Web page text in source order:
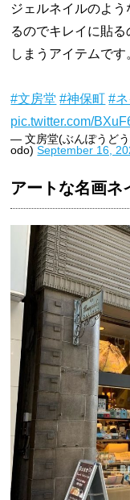
ジェルネイルのよ
るのでキレイに貼
しまうアイテムです
#文房堂 #神保町 #
pic.twitter.com/
— 文房堂(ぶんぽうど
odo)September 16,
アートな名画ネ